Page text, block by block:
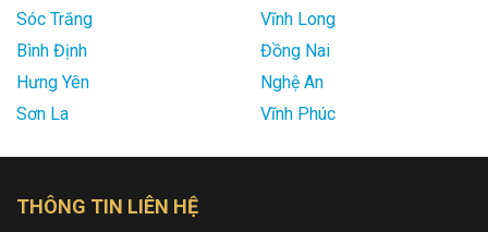
Sóc Trăng
Vĩnh Long
Bình Định
Đồng Nai
Hưng Yên
Nghệ An
Sơn La
Vĩnh Phúc
THÔNG TIN LIÊN HỆ